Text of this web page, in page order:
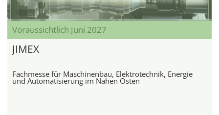
Voraussichtlich Juni 2027
JIMEX
Fachmesse für Maschinenbau, Elektrotechnik, Energie
und Automatisierung im Nahen Osten